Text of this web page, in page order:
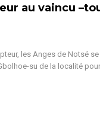
au vaincu
les Anges de Notsé
su de la localité